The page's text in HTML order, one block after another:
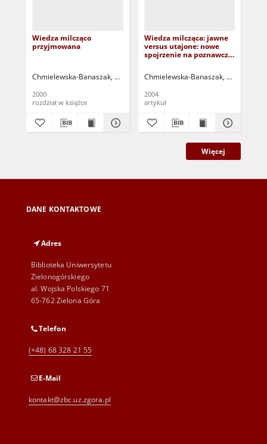
Wiedza milcząco
przyjmowana
Chmielewska-Banaszak, Danuta Sady, Wojciech (1952 -)
2000
rozdział w książce
Wiedza milcząca: jawne
versus utajone: nowe
spojrzenie na poznawcze
człowieka
Chmielewska-Banaszak, Danuta
2004
artykuł
Więcej
DANE KONTAKTOWE
Adres
Biblioteka Uniwersytetu
Zielonogórskiego
al. Wojska Polskiego 71
65-762 Zielona Góra
Telefon
(+48) 68 328 21 55
E-Mail
kontakt@zbc.uz.zgora.pl